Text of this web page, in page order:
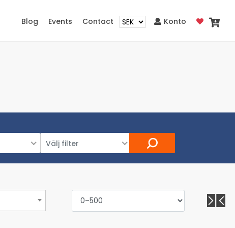
Välj filter
Välj filter
Senaste produkten
Mest populära
Blog Events Contact Konto